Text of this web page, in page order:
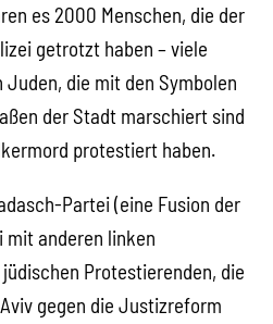
es 2000 Menschen, die der
getrotzt haben – viele
Juden, die mit den Symbolen
der Stadt marschiert sind
protestiert haben.
Partei (eine Fusion der
anderen linken
Protestierenden, die
gegen die Justizreform